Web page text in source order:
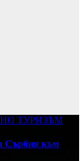
ТУРИЗЪМ
Сърбия към